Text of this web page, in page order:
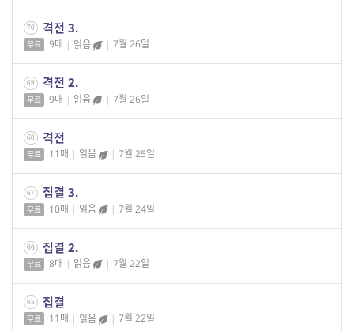
70 격전 3.
무료 9매 | 읽음 | 7월 26일
69 격전 2.
무료 9매 | 읽음 | 7월 26일
68 격전
무료 11매 | 읽음 | 7월 25일
67 집결 3.
무료 10매 | 읽음 | 7월 24일
66 집결 2.
무료 8매 | 읽음 | 7월 22일
65 집결
무료 11매 | 읽음 | 7월 22일